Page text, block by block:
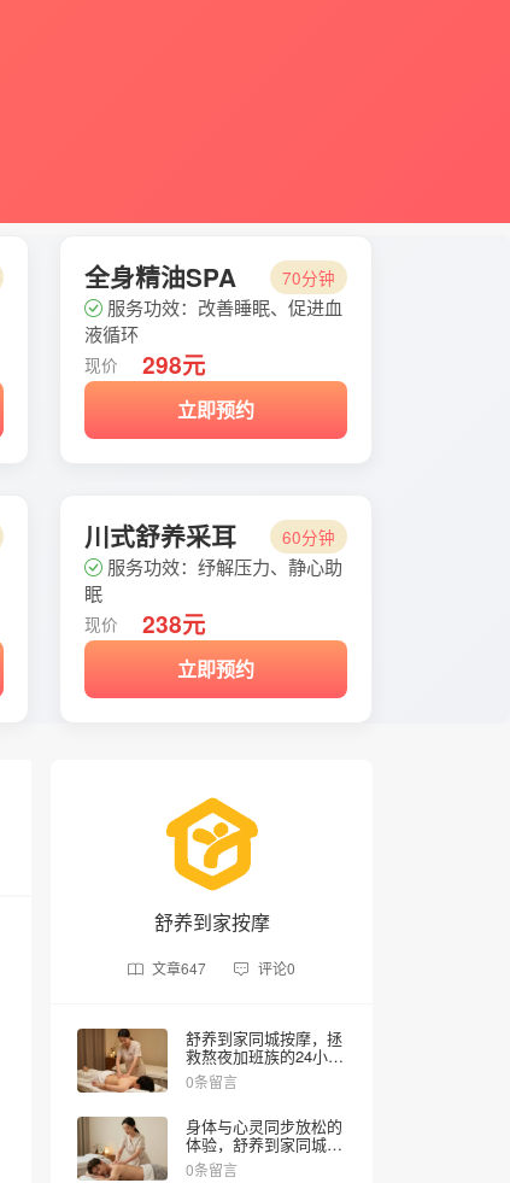
全身精油SPA 70分钟
服务功效：改善睡眠、促进血
液循环
现价 298元
立即预约
川式舒养采耳 60分钟
服务功效：纾解压力、静心助
眠
现价 238元
立即预约
舒养到家按摩
文章647 评论0
舒养到家同城按摩，拯
救熬夜加班族的24小时
健康管家
0条留言
身体与心灵同步放松的
体验，舒养到家同城按
摩上门SPA让你在家享
0条留言